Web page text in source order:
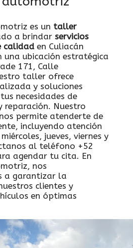
es un taller
a brindar servicios
calidad en Culiacán
una ubicación estratégica
171, Calle
taller ofrece
y soluciones
necesidades de
reparación. Nuestro
permite atenderte de
incluyendo atención
jueves, viernes y
al teléfono +52
agendar tu cita. En
nos
a garantizar la
clientes y
en óptimas